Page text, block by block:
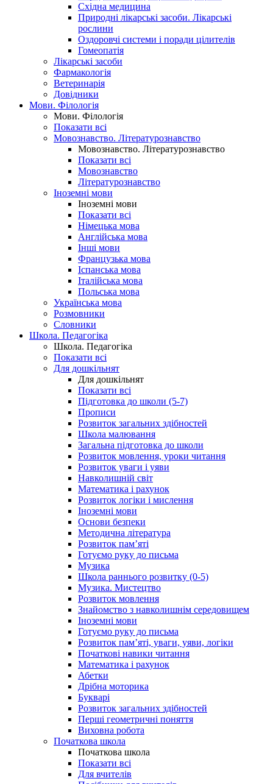
Східна медицина
Природні лікарські засоби. Лікарські
рослини
Оздоровчі системи і поради цілителів
Гомеопатія
Лікарські засоби
Фармакологія
Ветеринарія
Довідники
Мови. Філологія
Мови. Філологія
Показати всі
Мовознавство. Літературознавство
Мовознавство. Літературознавство
Показати всі
Мовознавство
Літературознавство
Іноземні мови
Іноземні мови
Показати всі
Німецька мова
Англійська мова
Інші мови
Французька мова
Іспанська мова
Італійська мова
Польська мова
Українська мова
Розмовники
Словники
Школа. Педагогіка
Школа. Педагогіка
Показати всі
Для дошкільнят
Для дошкільнят
Показати всі
Підготовка до школи (5-7)
Прописи
Розвиток загальних здібностей
Школа малювання
Загальна підготовка до школи
Розвиток мовлення, уроки читання
Розвиток уваги і уяви
Навколишній світ
Математика і рахунок
Розвиток логіки і мислення
Іноземні мови
Основи безпеки
Методична література
Розвиток пам’яті
Готуємо руку до письма
Музика
Школа раннього розвитку (0-5)
Музика. Мистецтво
Розвиток мовлення
Знайомство з навколишнім середовищем
Іноземні мови
Готуємо руку до письма
Розвиток пам’яті, уваги, уяви, логіки
Початкові навики читання
Математика і рахунок
Абетки
Дрібна моторика
Букварі
Розвиток загальних здібностей
Перші геометричні поняття
Виховна робота
Початкова школа
Початкова школа
Показати всі
Для вчителів